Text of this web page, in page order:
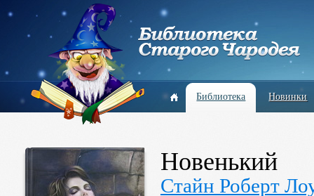
Библиотека Новинки
Новенький
Стайн Роберт